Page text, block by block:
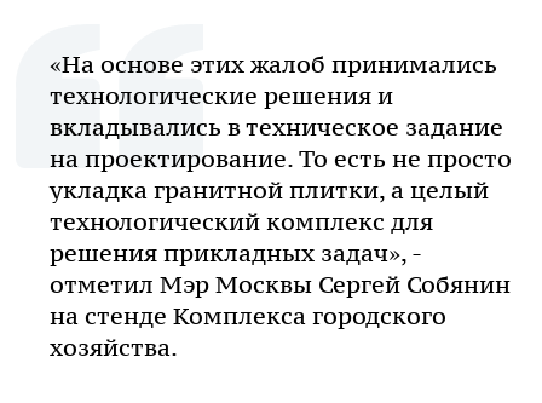
«На основе этих жалоб принимались
технологические решения и
вкладывались в техническое задание
на проектирование. То есть не просто
укладка гранитной плитки, а целый
технологический комплекс для
решения прикладных задач», -
отметил Мэр Москвы Сергей Собянин
на стенде Комплекса городского
хозяйства.